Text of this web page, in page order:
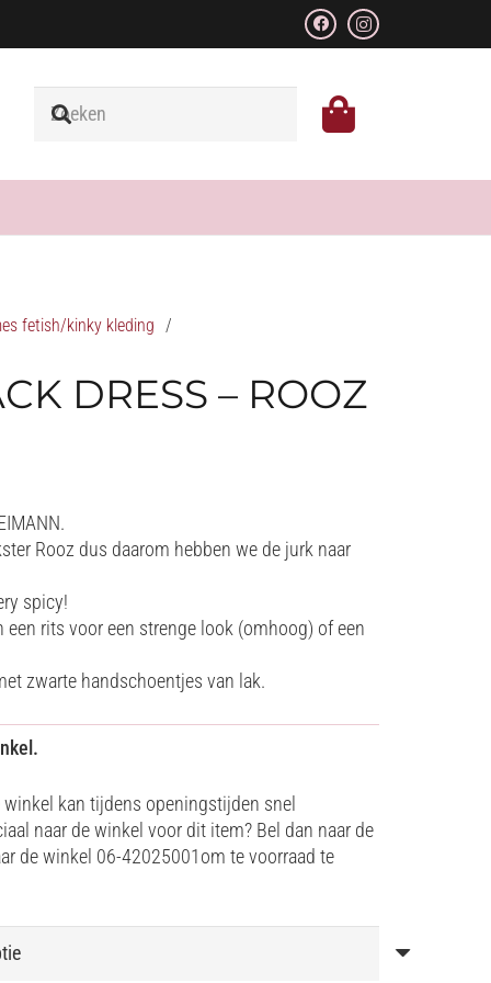
fetish/kinky kleding /
DRESS – ROOZ
Rooz dus daarom hebben we de jurk naar
spicy!
een rits voor een strenge look (omhoog) of een
zwarte handschoentjes van lak.
winkel kan tijdens openingstijden snel
naar de winkel voor dit item? Bel dan naar de
de winkel 06-42025001om te voorraad te